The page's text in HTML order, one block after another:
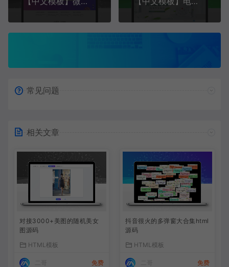
常见问题
相关文章
对接3000+美图的随机美女
图源码
HTML模板
免费
抖音很火的多弹窗大合集html
源码
HTML模板
免费